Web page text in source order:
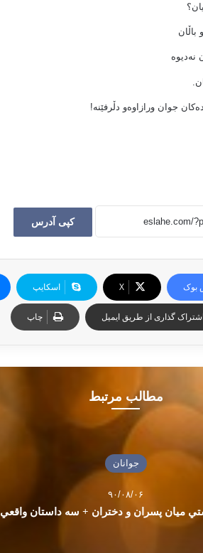
جوان ورازاوه‌و دڵرفێنه‌!
کپی آدرس
بوک X اسکایپ
گذاری از طریق ایمیل چاپ
مطالب مرتبط
جوانان
۹۰/۰۸/۰۶
ميان پسران و دختران + سه داستان واقعي